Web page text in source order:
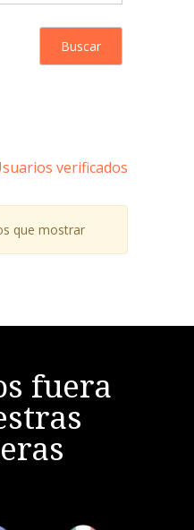
verificados
que mostrar
fuera